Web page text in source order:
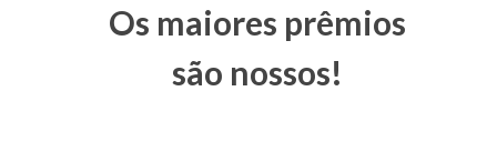
Os maiores prêmios
são nossos!